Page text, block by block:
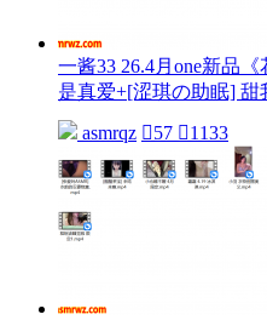
一酱33 26.4月one新品
是真爱+[涩琪の助眠] 甜
asmrqz 57 1133